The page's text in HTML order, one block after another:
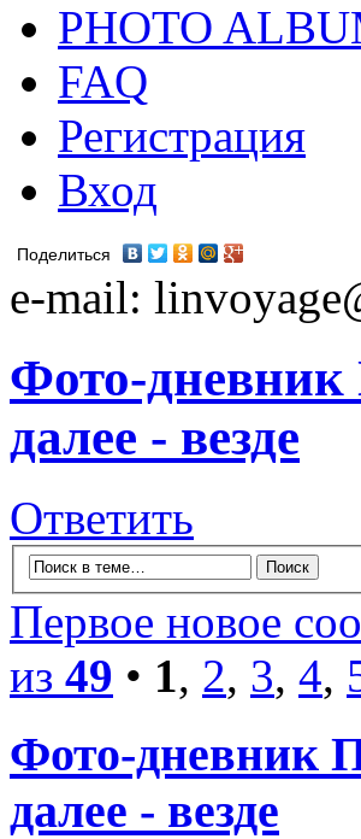
PHOTO
FAQ
Регистрация
Вход
Поделиться
e-mail:
Фото-
далее - везде
Ответить
Первое новое
из 49 • 1, 2, 3, 4,
Фото-дневник
далее - везде